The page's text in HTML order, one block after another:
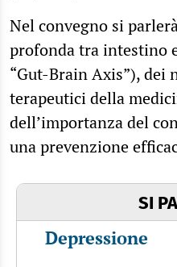
Nel convegno si
profonda tra intestino
“Gut-Brain Axis”), dei
terapeutici della
dell’importanza del
una prevenzione
SI
Depressione